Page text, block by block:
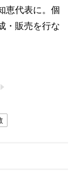
恵代表に。個
・販売を行な